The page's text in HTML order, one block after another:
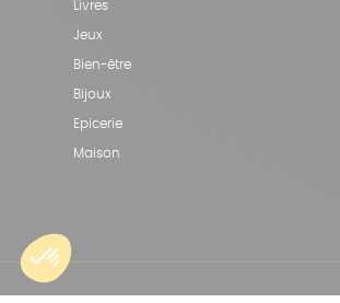
Livres
Jeux
Bien-être
Bijoux
Epicerie
Maison